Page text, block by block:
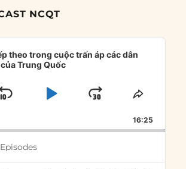
NCQT
theo trong cuộc trấn áp các dân
Trung Quốc
SKIP
PLAYJUMP
FORWARD
SHARE
16:25